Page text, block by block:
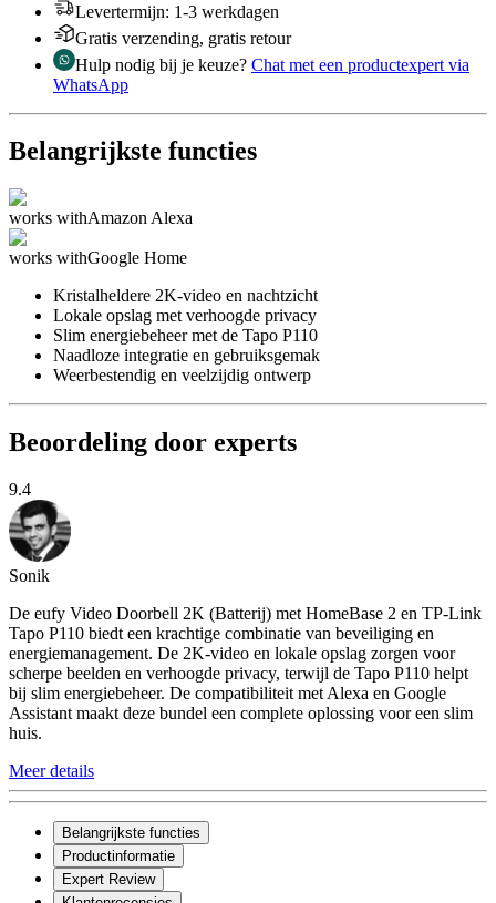
Levertermijn: 1-3 werkdagen
Gratis verzending, gratis retour
Hulp nodig bij je keuze? Chat met een productexpert via
WhatsApp
Belangrijkste functies
works withAmazon Alexa
works withGoogle Home
Kristalheldere 2K-video en nachtzicht
Lokale opslag met verhoogde privacy
Slim energiebeheer met de Tapo P110
Naadloze integratie en gebruiksgemak
Weerbestendig en veelzijdig ontwerp
Beoordeling door experts
9.4
Sonik
De eufy Video Doorbell 2K (Batterij) met HomeBase 2 en TP-Link
Tapo P110 biedt een krachtige combinatie van beveiliging en
energiemanagement. De 2K-video en lokale opslag zorgen voor
scherpe beelden en verhoogde privacy, terwijl de Tapo P110 helpt
bij slim energiebeheer. De compatibiliteit met Alexa en Google
Assistant maakt deze bundel een complete oplossing voor een slim
huis.
Meer details
Belangrijkste functies
Productinformatie
Expert Review